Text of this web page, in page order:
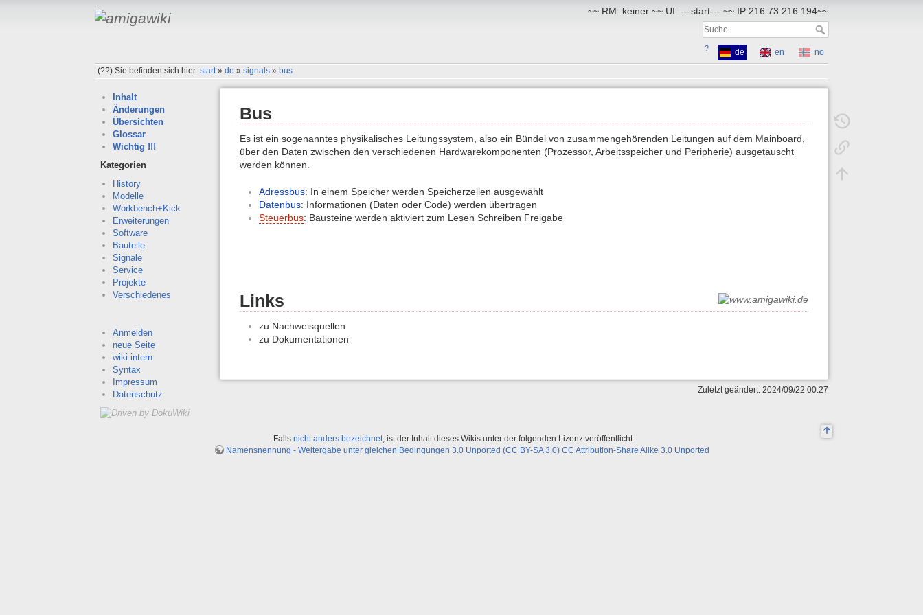
~~ RM: keiner ~~ UI: ---start--- ~~ IP:216.73.216.194~~
? de en
no
(??)Sie befinden sich hier:start»de »signals » bus
Inhalt
Änderungen
Übersichten
Glossar
Wichtig !!!
Kategorien
History
Modelle
Workbench+Kick
Erweiterungen
Software
Bauteile
Signale
Service
Projekte
Verschiedenes
Anmelden
neue Seite
wiki intern
Syntax
Impressum
Datenschutz
Bus
Es ist ein sogenanntes physikalisches Leitungssystem, also ein Bündel von zusammengehörenden Leitungen auf dem Mainboard,
über den Daten zwischen den verschiedenen Hardwarekomponenten (Prozessor, Arbeitsspeicher und Peripherie) ausgetauscht
werden können.
Adressbus: In einem Speicher werden Speicherzellen ausgewählt
Datenbus: Informationen (Daten oder Code) werden übertragen
Steuerbus: Bausteine werden aktiviert zum Lesen Schreiben Freigabe
Links
zu Nachweisquellen
zu Dokumentationen
Zuletzt geändert: 2024/09/22 00:27
Falls nicht anders bezeichnet, ist der Inhalt dieses Wikis unter der folgenden Lizenz veröffentlicht:
Namensnennung - Weitergabe unter gleichen Bedingungen 3.0 Unported (CC BY-SA 3.0) CC Attribution-Share Alike 3.0 Unported